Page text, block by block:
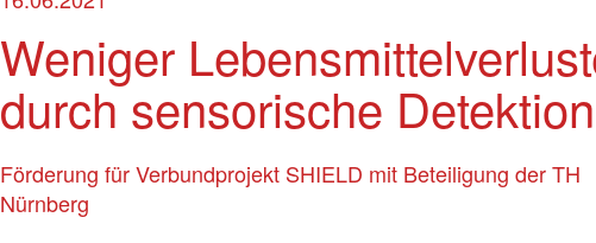
Weniger
durch sensorische Detektion
Förderung für Verbundprojekt SHIELD mit Beteiligung der TH
Nürnberg